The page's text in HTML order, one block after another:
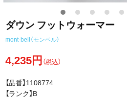
ダウン フットウォーマー
mont-bell（モンベル）
4,235円（税込）
【品番】1108774
【ランク】B